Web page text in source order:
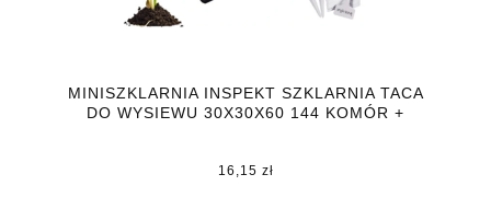
MINISZKLARNIA INSPEKT SZKLARNIA TACA
DO WYSIEWU 30X30X60 144 KOMÓR +
16,15 zł